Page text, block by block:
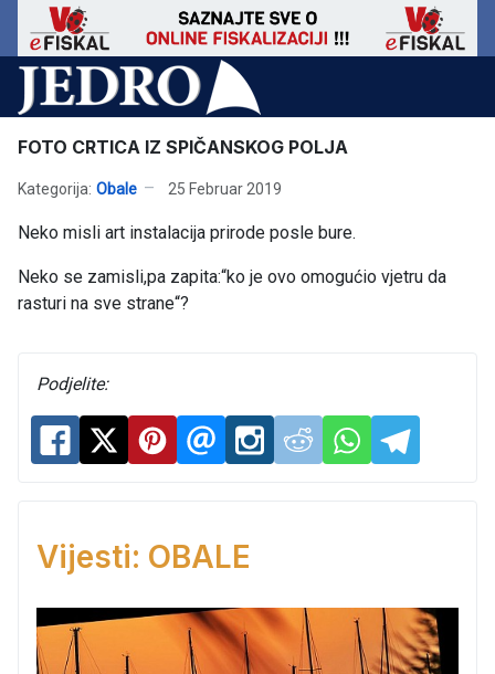
FOTO CRTICA IZ SPIČANSKOG POLJA
Kategorija: Obale 25 Februar 2019
Neko misli art instalacija prirode posle bure.
Neko se zamisli,pa zapita:“ko je ovo omogućio vjetru da
rasturi na sve strane“?
Podjelite:
Vijesti: OBALE